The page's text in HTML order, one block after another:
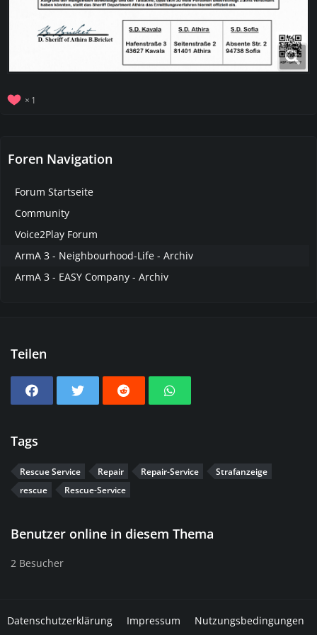
1
Foren Navigation
Forum Startseite
Community
Voice2Play Forum
ArmA 3 - Neighbourhood-Life - Archiv
ArmA 3 - EASY Company - Archiv
Teilen
Tags
Rescue Service Repair Repair-Service
Strafanzeige
rescue
Rescue-Service
Benutzer online in diesem Thema
2 Besucher
Datenschutzerklärung Impressum Nutzungsbedingungen